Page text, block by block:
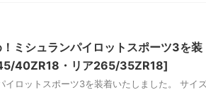
ミシュランパイロットスポーツ3を装
40ZR18・リア265/35ZR18]
イロットスポーツ3を装着いたしました。 サイ